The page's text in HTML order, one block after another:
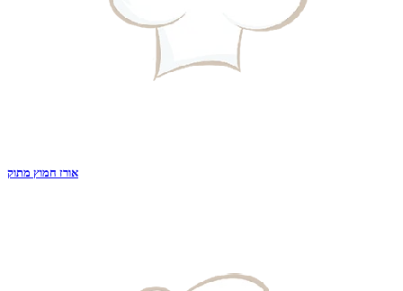
אורז חמוץ מתוק